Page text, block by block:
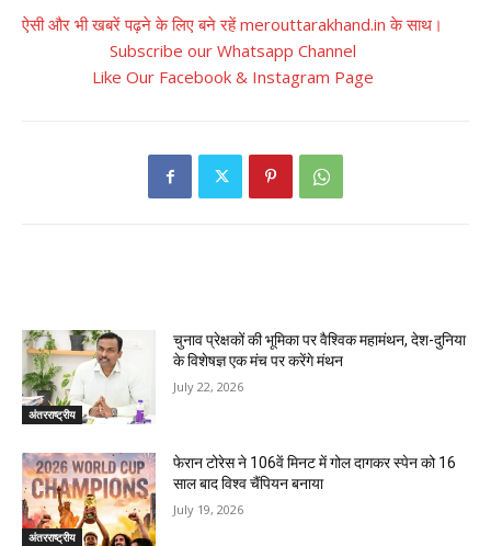
ऐसी और भी खबरें पढ़ने के लिए बने रहें merouttarakhand.in के साथ।
Subscribe our Whatsapp Channel
Like Our Facebook & Instagram Page
अंतरराष्ट्रीय
चुनाव प्रेक्षकों की भूमिका पर वैश्विक महामंथन, देश-दुनिया
के विशेषज्ञ एक मंच पर करेंगे मंथन
July 22, 2026
अंतरराष्ट्रीय
फेरान टोरेस ने 106वें मिनट में गोल दागकर स्पेन को 16
साल बाद विश्व चैंपियन बनाया
July 19, 2026